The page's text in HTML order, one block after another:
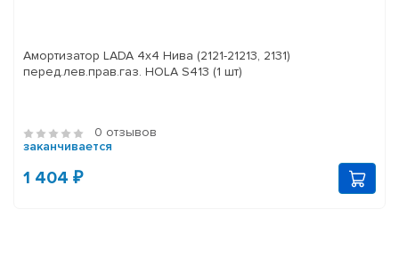
Амортизатор LADA 4x4 Нива (2121-21213, 2131)
перед.лев.прав.газ. HOLA S413 (1 шт)
0 отзывов
заканчивается
1 404 ₽